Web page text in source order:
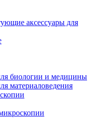
аксессуары для
биологии и медицины
материаловедения